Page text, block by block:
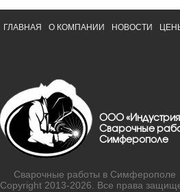
ГЛАВНАЯ О КОМПАНИИ НОВОСТИ
ООО
Сварочные
Симферополе
Сварочные работы в Симферополе
Copyright 2013-2026. Все права